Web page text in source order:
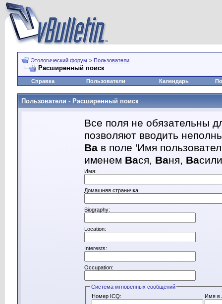
Этологический форум > Пользователи
Расширенный поиск
Справка Пользователи Календарь
Пользователи - Расширенный поиск
Все поля не обязательны
позволяют вводить
Ва в поле 'Имя
именем Вася, Ваня, Ва
Имя:
Домашняя страничка:
Biography:
Location:
Interests:
Occupation:
Система мгновенных сообщений
Номер ICQ:
Имя в